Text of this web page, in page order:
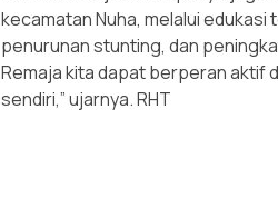
kecamatan Nuha, melalui
penurunan stunting, dan
Remaja kita dapat berperan aktif
sendiri,” ujarnya. RHT